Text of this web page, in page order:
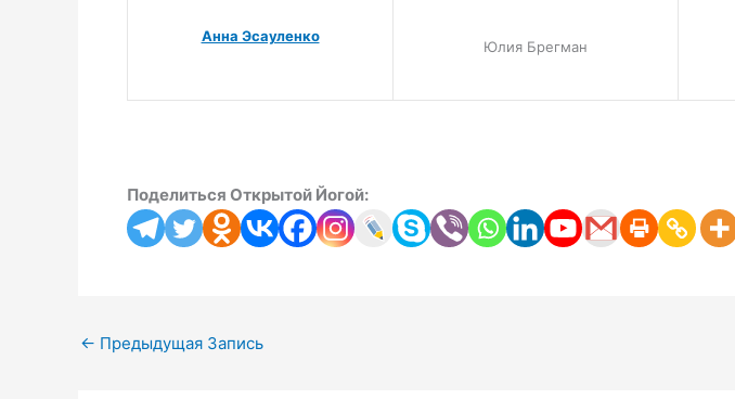
Анна Эсауленко
Юлия Брегман
Поделиться Открытой Йогой:
← Предыдущая Запись